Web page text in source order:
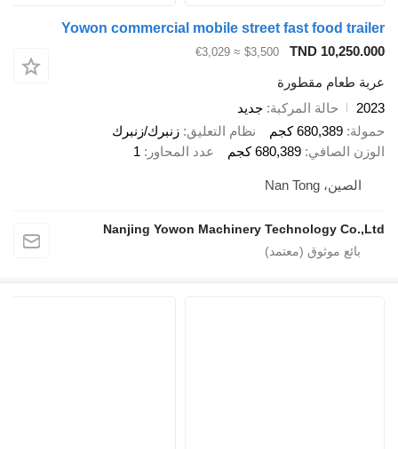
Yowon commercial mobile street fast food trailer
TND 10,250.000
$3,500
≈ €3,029
عربة طعام مقطورة
2023
حالة المركبة جديد
حمولة 680,389 كجم نظام التعليق زنبرك/زنبرك
الوزن الصافي 680,389 كجم عدد المحاور 1
الصين، Nan Tong
Nanjing Yowon Machinery Technology Co.,Ltd